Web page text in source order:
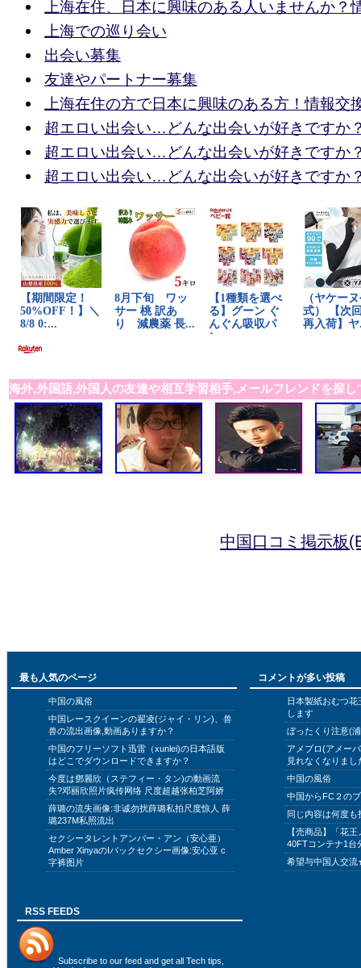
上海在住、日本に興味のある人いませんか？
上海での巡り会い
出会い募集
友達やパートナー募集
上海在住の方で日本に興味のある方！情報交
超エロい出会い…どんな出会いが好きですか
超エロい出会い…どんな出会いが好きですか
超エロい出会い…どんな出会いが好きですか
海外,外国語,外国人の友達や相互学習相手,メールフレンドを探し
中国口コミ掲示板
最も人気のページ
中国の風俗
中国レースクイーンの翟凌(ジャイ・リン)、兽
兽の流出画像,動画ありますか？
中国のフリーソフト迅雷（xunlei)の日本語版
はどこでダウンロードできますか？
今度は鄧麗欣（ステフィー・タン)の動画流
失?邓丽欣照片疯传网络 尺度超越张柏芝阿娇
薛璐の流失画像:非诚勿扰薛璐私拍尺度惊人 薛
璐237M私照流出
セクシータレントアンバー・アン（安心亜）
Amber XinyaのIバックセクシー画像:安心亚 c
字裤图片
コメントが多い投稿
日本製紙おむつ
します
ぼったくり注意(
アメブロ(アメー
見れなくなりまし
中国の風俗
中国からFC２の
同じ内容は何度
【売商品】「花
40FTコンテナ1台
希望与中国人交
RSS FEEDS
Subscribe to our feed and get all Tech tips,